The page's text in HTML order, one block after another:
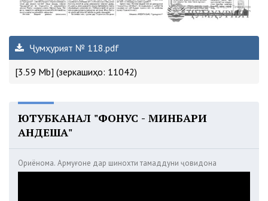
Ҷумҳурият № 118.pdf
[3.59 Mb] (зеркашиҳо: 11042)
ЮТУБКАНАЛ "ФОНУС - МИНБАРИ
АНДЕША"
Ориёнома. Армуғоне дар шинохти тамаддуни ҷовидона